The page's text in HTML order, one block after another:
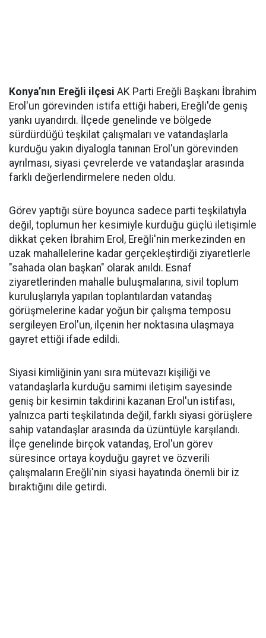
Konya’nın Ereğli ilçesi AK Parti Ereğli Başkanı İbrahim
Erol'un görevinden istifa ettiği haberi, Ereğli'de geniş
yankı uyandırdı. İlçede genelinde ve bölgede
sürdürdüğü teşkilat çalışmaları ve vatandaşlarla
kurduğu yakın diyalogla tanınan Erol'un görevinden
ayrılması, siyasi çevrelerde ve vatandaşlar arasında
farklı değerlendirmelere neden oldu.
Görev yaptığı süre boyunca sadece parti teşkilatıyla
değil, toplumun her kesimiyle kurduğu güçlü iletişimle
dikkat çeken İbrahim Erol, Ereğli'nin merkezinden en
uzak mahallelerine kadar gerçekleştirdiği ziyaretlerle
"sahada olan başkan" olarak anıldı. Esnaf
ziyaretlerinden mahalle buluşmalarına, sivil toplum
kuruluşlarıyla yapılan toplantılardan vatandaş
görüşmelerine kadar yoğun bir çalışma temposu
sergileyen Erol'un, ilçenin her noktasına ulaşmaya
gayret ettiği ifade edildi.
Siyasi kimliğinin yanı sıra mütevazı kişiliği ve
vatandaşlarla kurduğu samimi iletişim sayesinde
geniş bir kesimin takdirini kazanan Erol'un istifası,
yalnızca parti teşkilatında değil, farklı siyasi görüşlere
sahip vatandaşlar arasında da üzüntüyle karşılandı.
İlçe genelinde birçok vatandaş, Erol'un görev
süresince ortaya koyduğu gayret ve özverili
çalışmaların Ereğli'nin siyasi hayatında önemli bir iz
bıraktığını dile getirdi.